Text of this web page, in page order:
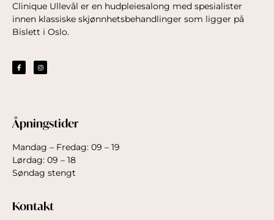
Clinique Ullevål er en hudpleiesalong med spesialister
innen klassiske skjønnhetsbehandlinger som ligger på
Bislett i Oslo.
Åpningstider
Mandag – Fredag: 09 – 19
Lørdag: 09 – 18
Søndag stengt
Kontakt